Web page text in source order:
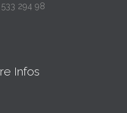
533 294 98
Infos